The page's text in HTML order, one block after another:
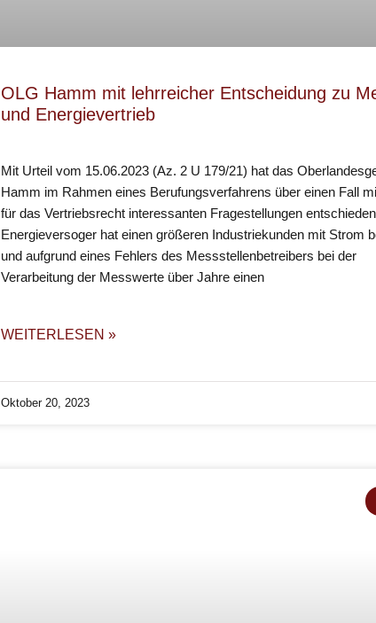
OLG Hamm mit lehrreicher Entscheidung zu
und Energievertrieb
Mit Urteil vom 15.06.2023 (Az. 2 U 179/21) hat das
Hamm im Rahmen eines Berufungsverfahrens über einen Fall
für das Vertriebsrecht interessanten Fragestellungen
Energieversoger hat einen größeren Industriekunden mit Strom
und aufgrund eines Fehlers des Messstellenbetreibers bei der
Verarbeitung der Messwerte über Jahre einen
WEITERLESEN »
Oktober 20, 2023